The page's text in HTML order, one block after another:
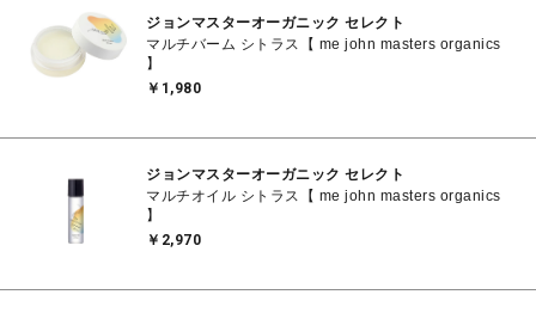
ジョンマスターオーガニック セレクト
マルチバーム シトラス【 me john masters organics
】
￥1,980
ジョンマスターオーガニック セレクト
マルチオイル シトラス【 me john masters organics
】
￥2,970